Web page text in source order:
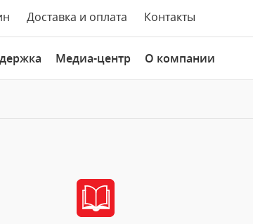
Доставка и оплата Контакты
Медиа-центр О компании